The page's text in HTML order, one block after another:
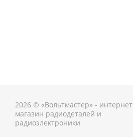
2026 © «Вольтмастер» - интернет
магазин радиодеталей и
радиоэлектроники